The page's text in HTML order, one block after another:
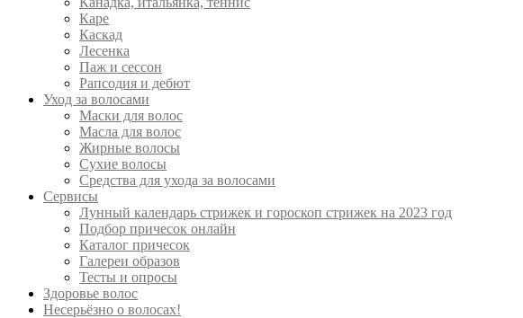
Каре
Каскад
Лесенка
Паж и сессон
Рапсодия и дебют
Уход за волосами
Маски для волос
Масла для волос
Жирные волосы
Сухие волосы
Средства для ухода за волосами
Сервисы
Лунный календарь стрижек и гороскоп стрижек на 2023 год
Подбор причесок онлайн
Каталог причесок
Галереи образов
Тесты и опросы
Здоровье волос
Несерьёзно о волосах!